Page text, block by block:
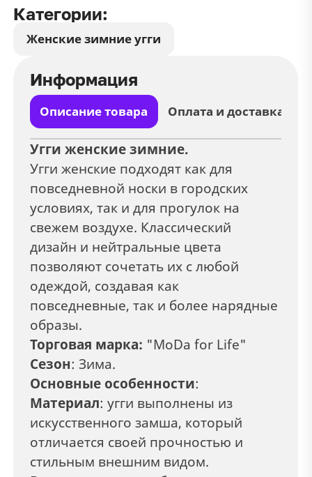
Категории:
Женские зимние угги
Информация
Описание товара Оплата и доставка
Угги женские зимние.
Угги женские подходят как для
повседневной носки в городских
условиях, так и для прогулок на
свежем воздухе. Классический
дизайн и нейтральные цвета
позволяют сочетать их с любой
одеждой, создавая как
повседневные, так и более нарядные
образы.
Торговая марка: "MoDa for Life"
Сезон: Зима.
Основные особенности:
Материал: угги выполнены из
искусственного замша, который
отличается своей прочностью и
стильным внешним видом.